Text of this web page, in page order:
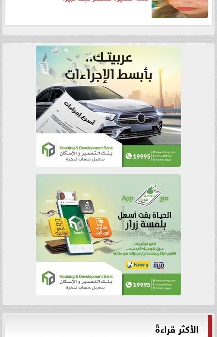
الأكثر قراءةً